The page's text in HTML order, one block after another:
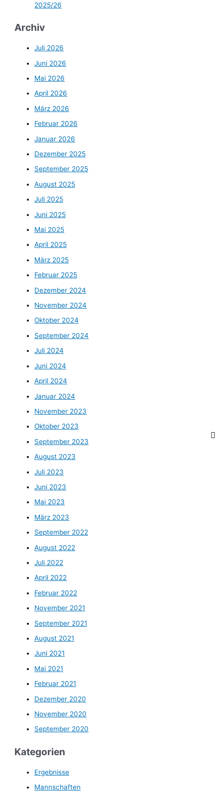
2025/26
Archiv
Juli 2026
Juni 2026
Mai 2026
April 2026
März 2026
Februar 2026
Januar 2026
Dezember 2025
September 2025
August 2025
Juli 2025
Juni 2025
Mai 2025
April 2025
März 2025
Februar 2025
Dezember 2024
November 2024
Oktober 2024
September 2024
Juli 2024
Juni 2024
April 2024
Januar 2024
November 2023
Oktober 2023
September 2023
August 2023
Juli 2023
Juni 2023
Mai 2023
März 2023
September 2022
August 2022
Juli 2022
April 2022
Februar 2022
November 2021
September 2021
August 2021
Juni 2021
Mai 2021
Februar 2021
Dezember 2020
November 2020
September 2020
Kategorien
Ergebnisse
Mannschaften